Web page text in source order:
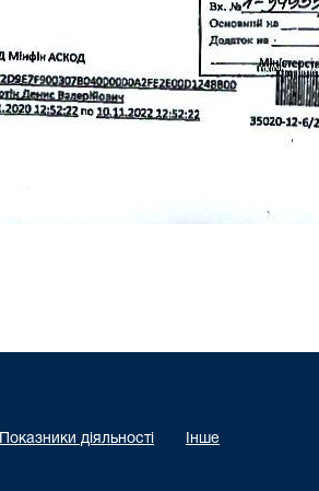
Показники діяльності Інше